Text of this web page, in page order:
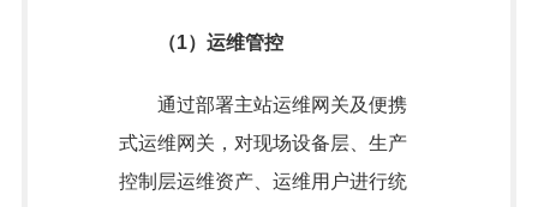
（1）运维管控
通过部署主站运维网关及便携
式运维网关，对现场设备层、生产
控制层运维资产、运维用户进行统